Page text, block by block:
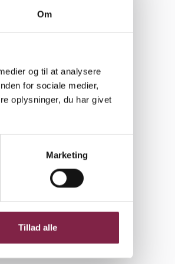
Om
og til at analysere
for sociale medier,
oplysninger, du har givet
Marketing
Tillad alle
der i
af
på
derude
og
ledelse